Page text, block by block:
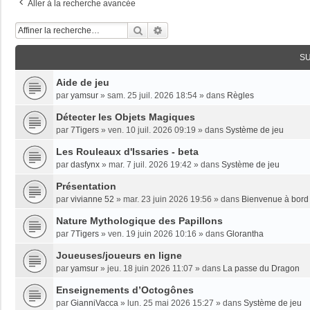
Aller à la recherche avancée
Rechercher
Aide de jeu
par yamsur » sam. 25 juil. 2026 18:54 » dans Règles
Détecter les Objets Magiques
par 7Tigers » ven. 10 juil. 2026 09:19 » dans Système de jeu
Les Rouleaux d'Issaries - beta
par dasfynx » mar. 7 juil. 2026 19:42 » dans Système de jeu
Présentation
par vivianne 52 » mar. 23 juin 2026 19:56 » dans Bienvenue à bord
Nature Mythologique des Papillons
par 7Tigers » ven. 19 juin 2026 10:16 » dans Glorantha
Joueuses/joueurs en ligne
par yamsur » jeu. 18 juin 2026 11:07 » dans La passe du Dragon
Enseignements dʼOctogônes
par GianniVacca » lun. 25 mai 2026 15:27 » dans Système de jeu